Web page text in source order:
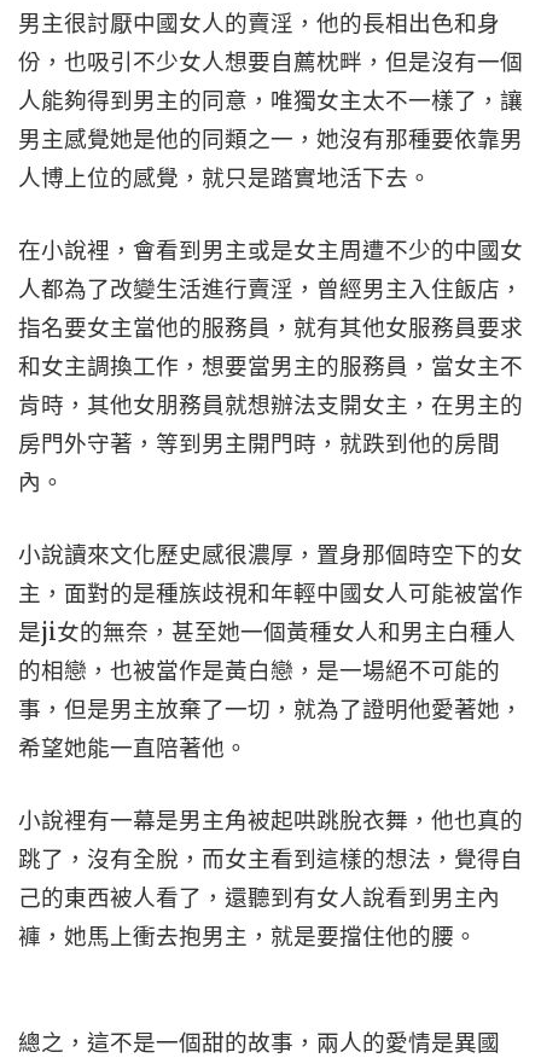
男主很討厭中國女人的賣淫，他的長相出色和身
份，也吸引不少女人想要自薦枕畔，但是沒有一個
人能夠得到男主的同意，唯獨女主太不一樣了，讓
男主感覺她是他的同類之一，她沒有那種要依靠男
人博上位的感覺，就只是踏實地活下去。
在小說裡，會看到男主或是女主周遭不少的中國女
人都為了改變生活進行賣淫，曾經男主入住飯店，
指名要女主當他的服務員，就有其他女服務員要求
和女主調換工作，想要當男主的服務員，當女主不
肯時，其他女朋務員就想辦法支開女主，在男主的
房門外守著，等到男主開門時，就跌到他的房間
內。
小說讀來文化歷史感很濃厚，置身那個時空下的女
主，面對的是種族歧視和年輕中國女人可能被當作
是ji女的無奈，甚至她一個黃種女人和男主白種人
的相戀，也被當作是黃白戀，是一場絕不可能的
事，但是男主放棄了一切，就為了證明他愛著她，
希望她能一直陪著他。
小說裡有一幕是男主角被起哄跳脫衣舞，他也真的
跳了，沒有全脫，而女主看到這樣的想法，覺得自
己的東西被人看了，還聽到有女人說看到男主內
褲，她馬上衝去抱男主，就是要擋住他的腰。
總之，這不是一個甜的故事，兩人的愛情是異國